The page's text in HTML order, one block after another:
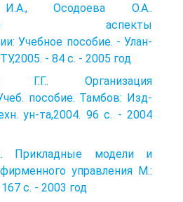
И.А., Осодоева О.А..
аспекты
Учебное пособие. - Улан-
- 84 с. - 2005 год
Г.Г.. Организация
пособие. Тамбов: Изд-
ун-та,2004. 96 с. - 2004
Прикладные модели и
управления М.:
с. - 2003 год